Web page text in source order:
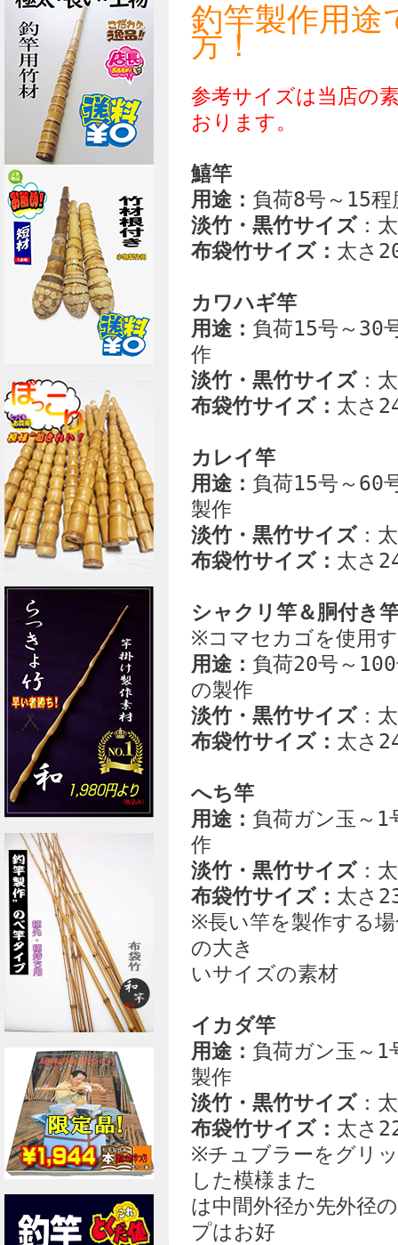
釣竿製作用途
方！
参考サイズは当店の
おります。
鱚竿
用途： 負荷8号～15
淡竹・黒竹サイズ：
布袋竹サイズ： 太さ
カワハギ竿
用途： 負荷15号～30
作
淡竹・黒竹サイズ：
布袋竹サイズ： 太さ
カレイ竿
用途： 負荷15号～60
製作
淡竹・黒竹サイズ：
布袋竹サイズ： 太さ
シャクリ竿＆胴付き
※コマセカゴを使用
用途： 負荷20号～
の製作
淡竹・黒竹サイズ：
布袋竹サイズ： 太さ
へち竿
用途： 負荷ガン玉～1
作
淡竹・黒竹サイズ：
布袋竹サイズ： 太さ
※長い竿を製作する
の大き
いサイズの素材
イカダ竿
用途： 負荷ガン玉～1
製作
淡竹・黒竹サイズ：
布袋竹サイズ： 太さ
※チュブラーをグリ
した模様また
は中間外径か先外径
プはお好